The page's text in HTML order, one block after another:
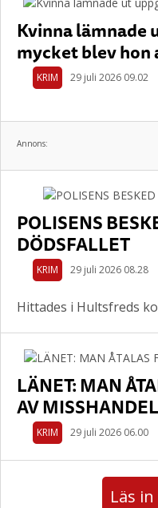
Kvinna lämnade
mycket blev hon
KRIM 29 juli 2026 09.02
Annons:
POLISENS
DÖDSFALLET
KRIM 29 juli 2026 08.28
Hittades i Hultsfreds
LÄNET: MAN
AV MISSHANDEL
KRIM 29 juli 2026 06.00
Läs